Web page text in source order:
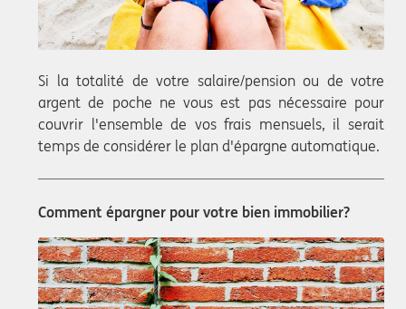
Si la totalité de votre salaire/pension ou de votre
argent de poche ne vous est pas nécessaire pour
couvrir l'ensemble de vos frais mensuels, il serait
temps de considérer le plan d'épargne automatique.
Comment épargner pour votre bien immobilier?